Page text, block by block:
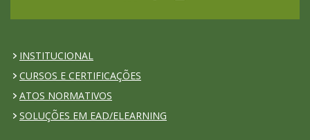
INSTITUCIONAL
CURSOS E CERTIFICAÇÕES
ATOS NORMATIVOS
SOLUÇÕES EM EAD/ELEARNING